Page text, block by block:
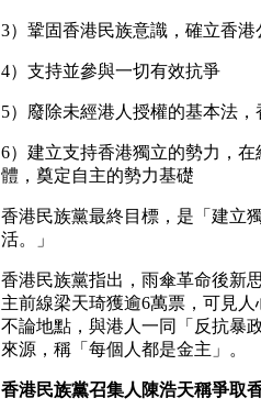
3）鞏固香港民族意識，確立香港
4）支持並參與一切有效抗爭
5）廢除未經港人授權的基本法
6）建立支持香港獨立的勢力，
體，奠定自主的勢力基礎
香港民族黨最終目標，是「建立
活。」
香港民族黨指出，雨傘革命後新
主前線梁天琦獲逾6萬票，可見
不論地點，與港人一同「反抗暴
來源，稱「每個人都是金主」。
香港民族黨召集人陳浩天稱爭取